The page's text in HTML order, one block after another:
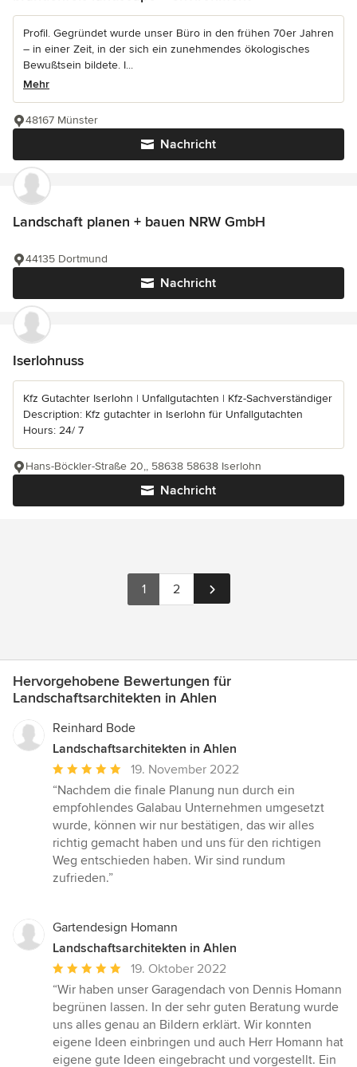
Profil. Gegründet wurde unser Büro in den frühen 70er Jahren
– in einer Zeit, in der sich ein zunehmendes ökologisches
Bewußtsein bildete. I...
Mehr
Nachricht
48167 Münster
Landschaft planen + bauen NRW GmbH
Nachricht
44135 Dortmund
Iserlohnuss
Kfz Gutachter Iserlohn | Unfallgutachten | Kfz-Sachverständiger
Description: Kfz gutachter in Iserlohn für Unfallgutachten
Hours: 24/ 7
Nachricht
Hans-Böckler-Straße 20,, 58638 58638 Iserlohn
1 2
Hervorgehobene Bewertungen für
Landschaftsarchitekten in Ahlen
Reinhard Bode
Landschaftsarchitekten in Ahlen
Durchschnittliche
Bewertung:
5
von
5
Sternen
19. November 2022
“Nachdem die finale Planung nun durch ein
empfohlendes Galabau Unternehmen umgesetzt
wurde, können wir nur bestätigen, das wir alles
richtig gemacht haben und uns für den richtigen
Weg entschieden haben. Wir sind rundum
zufrieden.”
Gartendesign Homann
Landschaftsarchitekten in Ahlen
Durchschnittliche
Bewertung:
5
von
5
Sternen
19. Oktober 2022
“Wir haben unser Garagendach von Dennis Homann
begrünen lassen. In der sehr guten Beratung wurde
uns alles genau an Bildern erklärt. Wir konnten
eigene Ideen einbringen und auch Herr Homann hat
eigene gute Ideen eingebracht und vorgestellt. Ein